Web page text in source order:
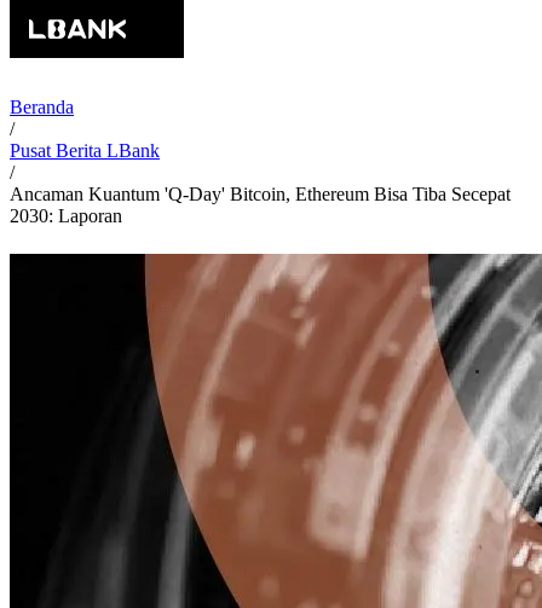
Beranda
/
Pusat Berita LBank
/
Ancaman Kuantum 'Q-Day' Bitcoin, Ethereum Bisa Tiba Secepat
2030: Laporan